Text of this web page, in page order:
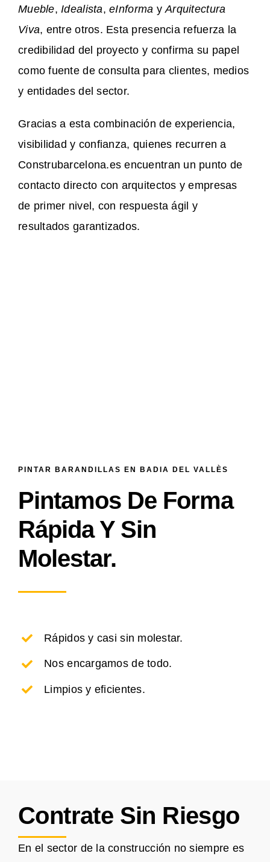
Mueble, Idealista,eInforma yArquitectura
Viva, entre otros. Esta presencia refuerza la
credibilidad del proyecto y confirma su papel
como fuente de consulta para clientes, medios
y entidades del sector.
Gracias a esta combinación de experiencia,
visibilidad y confianza, quienes recurren a
Construbarcelona.es encuentran un punto de
contacto directo con arquitectos y empresas
de primer nivel, con respuesta ágil y
resultados garantizados.
PINTAR BARANDILLAS EN BADIA DEL VALLÈS
Pintamos De Forma
Rápida Y Sin
Molestar.
Rápidos y casi sin molestar.
Nos encargamos de todo.
Limpios y eficientes.
Contrate Sin Riesgo
En el sector de la construcción no siempre es